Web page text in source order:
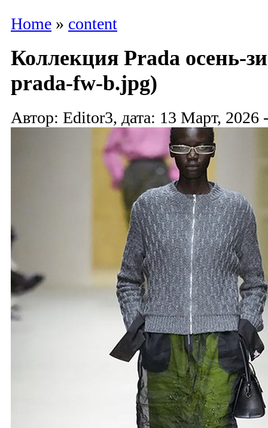
Home » content
Коллекция Prada осень-
prada-fw-b.jpg)
Автор: Editor3, дата: 13 Март, 2026